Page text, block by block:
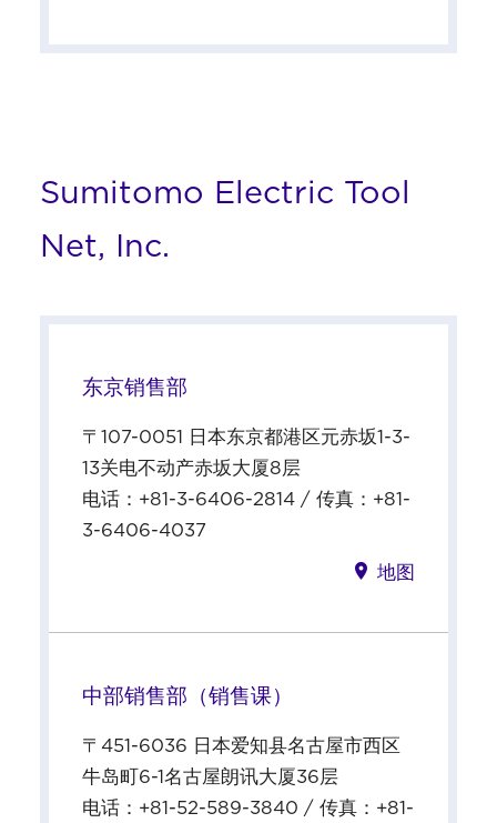
Sumitomo Electric Tool
Net, Inc.
东京销售部
〒107-0051 日本东京都港区元赤坂1-3-
13关电不动产赤坂大厦8层
电话：+81-3-6406-2814 / 传真：+81-
3-6406-4037
地图
中部销售部（销售课）
〒451-6036 日本爱知县名古屋市西区
牛岛町6-1名古屋朗讯大厦36层
电话：+81-52-589-3840 / 传真：+81-